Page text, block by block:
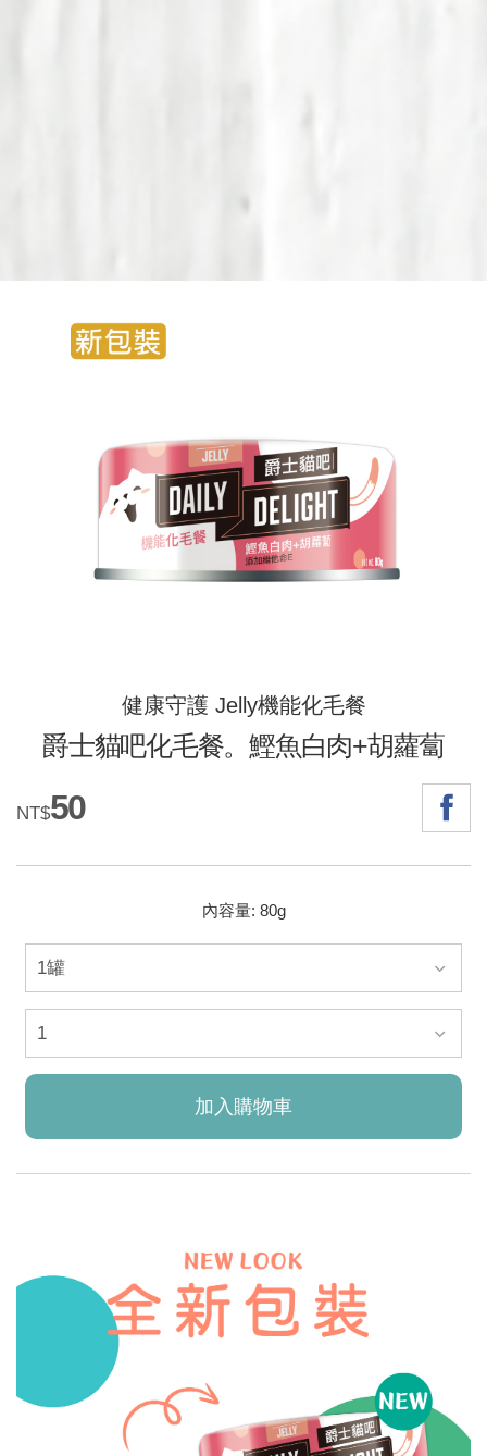
健康守護 Jelly機能化毛餐
爵士貓吧化毛餐。鰹魚白肉+胡蘿蔔
NT$50
內容量: 80g
加入購物車